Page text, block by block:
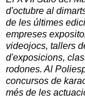
d'octubre al
de les últimes
empreses
videojocs, tallers
d'exposicions,
rodones. Al
concursos de
més de les